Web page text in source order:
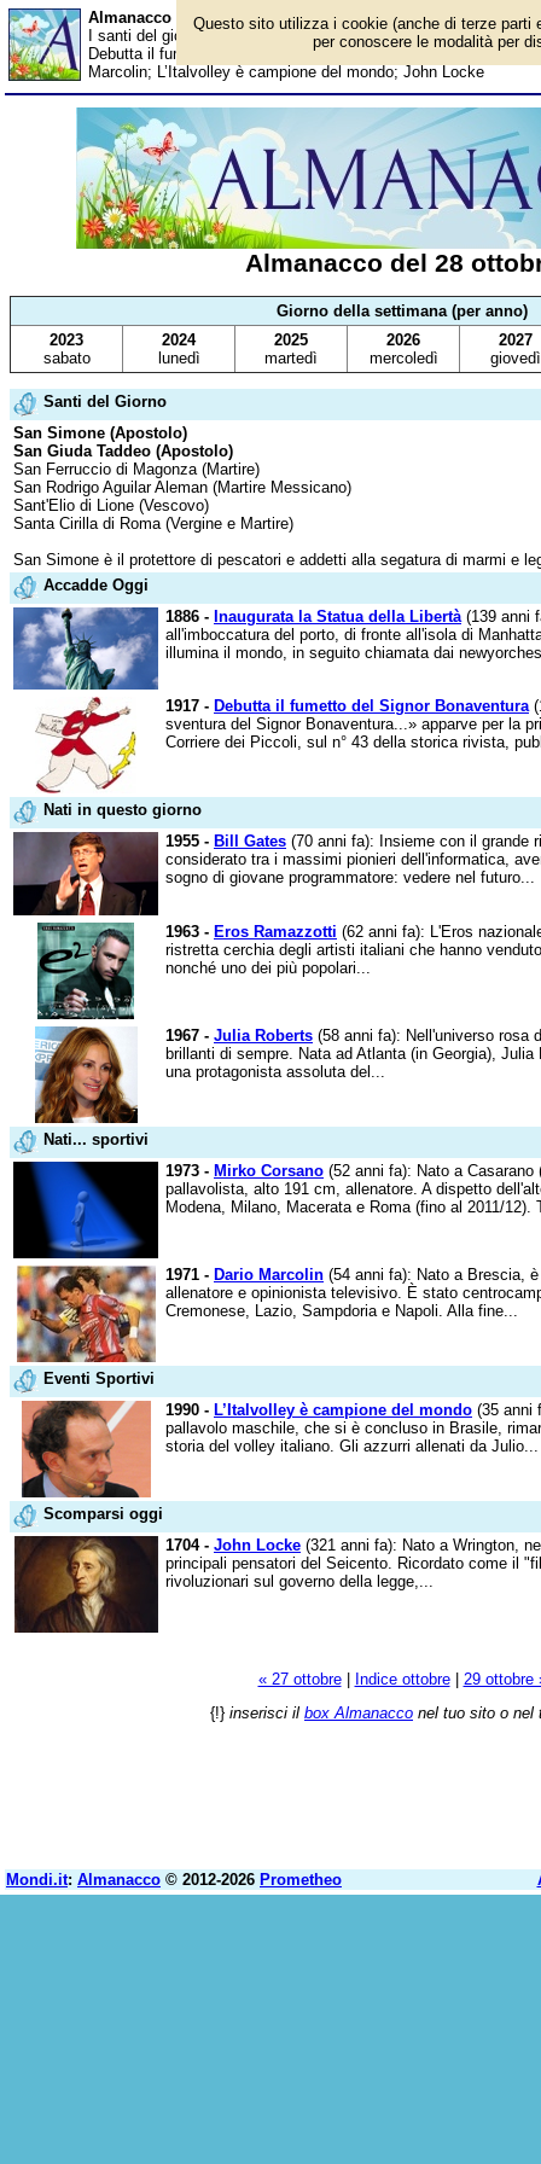
Almanacco del 28 ottobre - Santi del giorno
I santi del giorno, eventi storici, successi sportivi, anniversari
Debutta il fumetto del Signor Bonaventura; Bill Gates; Eros
Marcolin; L’Italvolley è campione del mondo; John Locke
Almanacco del 28
Giorno della settimana (per anno)
2023
sabato
2024
lunedì
2025
martedì
2026
mercoledì
2027
giovedì
Santi del Giorno
San Simone (Apostolo)
San Giuda Taddeo (Apostolo)
San Ferruccio di Magonza (Martire)
San Rodrigo Aguilar Aleman (Martire Messicano)
Sant'Elio di Lione (Vescovo)
Santa Cirilla di Roma (Vergine e Martire)
San Simone è il protettore di pescatori e addetti alla segatura di marmi e
Accadde Oggi
1886 - Inaugurata la Statua della Libertà(139 anni
all'imboccatura del porto, di fronte all'isola di
illumina il mondo, in seguito chiamata dai
1917 - Debutta il fumetto del Signor Bonaventura
sventura del Signor Bonaventura...» apparve per la
Corriere dei Piccoli, sul n° 43 della storica rivista,
Nati in questo giorno
1955 - Bill Gates (70 anni fa): Insieme con il grande
considerato tra i massimi pionieri dell'informatica,
sogno di giovane programmatore: vedere nel futuro...
1963 - Eros Ramazzotti (62 anni fa): L'Eros
ristretta cerchia degli artisti italiani che hanno
nonché uno dei più popolari...
1967 - Julia Roberts (58 anni fa): Nell'universo rosa
brillanti di sempre. Nata ad Atlanta (in Georgia),
una protagonista assoluta del...
Nati... sportivi
1973 - Mirko Corsano (52 anni fa): Nato a
pallavolista, alto 191 cm, allenatore. A dispetto
Modena, Milano, Macerata e Roma (fino al 2011/12).
1971 - Dario Marcolin (54 anni fa): Nato a Brescia,
allenatore e opinionista televisivo. È stato
Cremonese, Lazio, Sampdoria e Napoli. Alla fine...
Eventi Sportivi
1990 - L’Italvolley è campione del mondo (35 anni
pallavolo maschile, che si è concluso in Brasile,
storia del volley italiano. Gli azzurri allenati da Julio...
Scomparsi oggi
1704 - John Locke (321 anni fa): Nato a Wrington,
principali pensatori del Seicento. Ricordato come il
rivoluzionari sul governo della legge,...
« 27 ottobre| Indice ottobre| 29 ottobre
{!} inserisci il box Almanacco nel tuo sito o nel
Mondi.it: Almanacco © 2012-2026 Prometheo
Questo sito utilizza i cookie (anche di terze parti
per conoscere le modalità per